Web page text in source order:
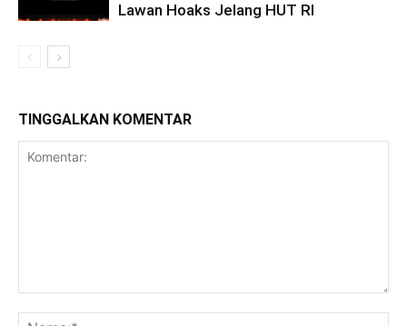
Lawan Hoaks Jelang HUT RI
TINGGALKAN KOMENTAR